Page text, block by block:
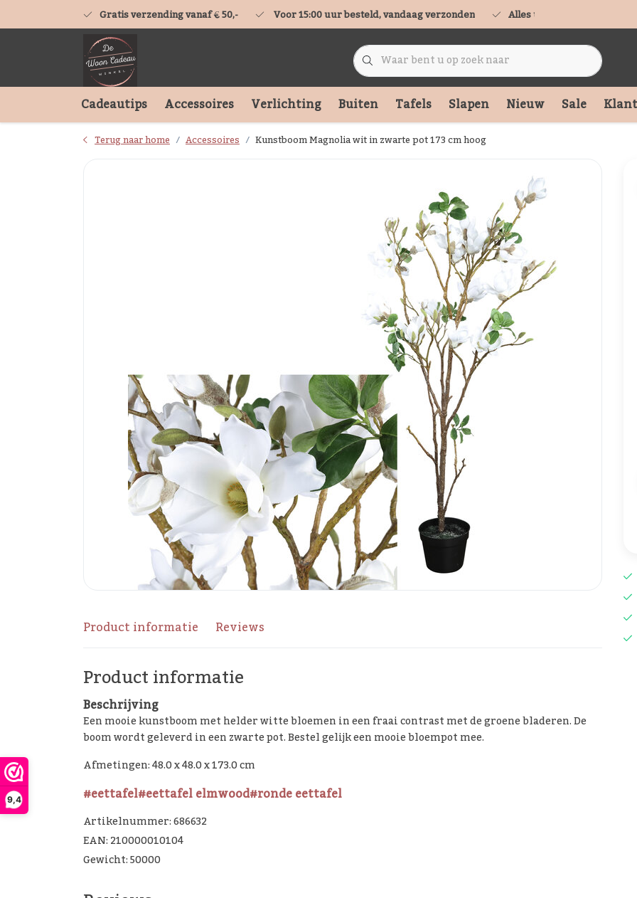
9,4
Gratis verzending vanaf € 50,- Voor 15:00 uur besteld, vandaag verzonden Alles uit voorraad leverbaar
Cadeautips Accessoires Verlichting Buiten Tafels Slapen Nieuw Sale
Terug naar home Accessoires Kunstboom Magnolia wit in zwarte pot 173 cm hoog
Product informatie Reviews
Product informatie
Beschrijving
Een mooie kunstboom met helder witte bloemen in een fraai contrast met de groene bladeren. De
boom wordt geleverd in een zwarte pot. Bestel gelijk een mooie bloempot mee.
Afmetingen: 48.0 x 48.0 x 173.0 cm
#eettafel#eettafel elmwood#ronde eettafel
Artikelnummer: 686632
EAN: 210000010104
Gewicht: 50000